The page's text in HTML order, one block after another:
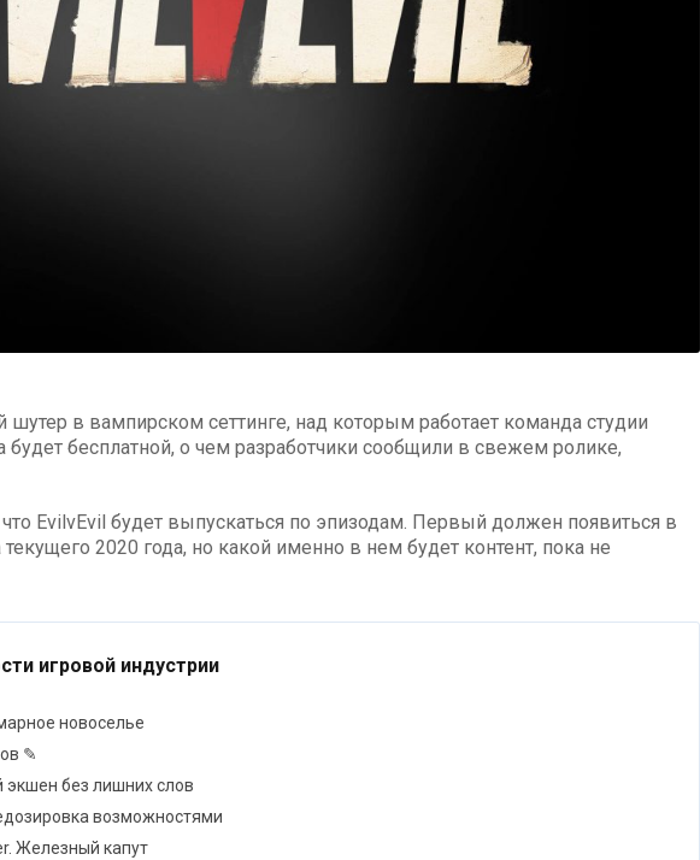
шутер в вампирском сеттинге, над которым работает команда студии
будет бесплатной, о чем разработчики сообщили в свежем ролике,
EvilvEvil будет выпускаться по эпизодам. Первый должен появиться в
2020 года, но какой именно в нем будет контент, пока не
игровой индустрии
новоселье
✎
экшен без лишних слов
возможностями
Железный капут